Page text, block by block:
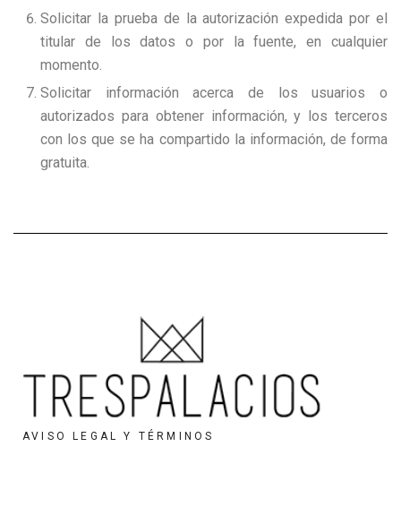
Solicitar la prueba de la autorización expedida por el
titular de los datos o por la fuente, en cualquier
momento.
Solicitar información acerca de los usuarios o
autorizados para obtener información, y los terceros
con los que se ha compartido la información, de forma
gratuita.
AVISO LEGAL Y TÉRMINOS